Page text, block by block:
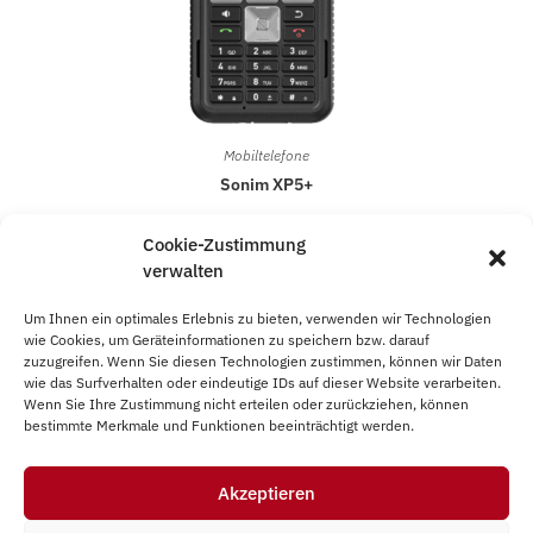
Cookie-Zustimmung
verwalten
Um Ihnen ein optimales Erlebnis zu bieten, verwenden wir Technologien
wie Cookies, um Geräteinformationen zu speichern bzw. darauf
zuzugreifen. Wenn Sie diesen Technologien zustimmen, können wir Daten
wie das Surfverhalten oder eindeutige IDs auf dieser Website verarbeiten.
Wenn Sie Ihre Zustimmung nicht erteilen oder zurückziehen, können
bestimmte Merkmale und Funktionen beeinträchtigt werden.
Akzeptieren
Mobiltelefone
Sonim XP5+
549,95€
In den Warenkorb
Datenschutz
Vertrag widerrufen